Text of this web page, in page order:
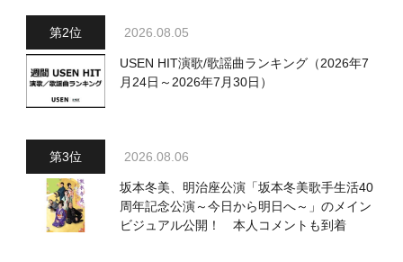
2026.08.05
USEN HIT演歌/歌謡曲ランキング（2026年7
月24日～2026年7月30日）
2026.08.06
坂本冬美、明治座公演「坂本冬美歌手生活40
周年記念公演～今日から明日へ～」のメイン
ビジュアル公開！ 本人コメントも到着